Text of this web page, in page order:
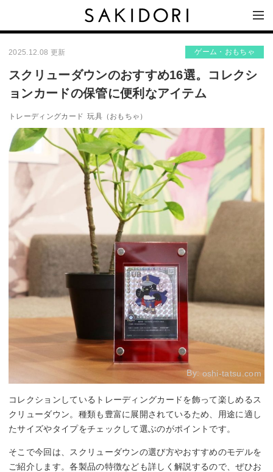
2025.12.08 更新 ゲーム・おもちゃ
スクリューダウンのおすすめ16選。コレクシ
ョンカードの保管に便利なアイテム
トレーディングカード 玩具（おもちゃ）
By: oshi-tatsu.com
コレクションしているトレーディングカードを飾って楽しめるス
クリューダウン。種類も豊富に展開されているため、用途に適し
たサイズやタイプをチェックして選ぶのがポイントです。
そこで今回は、スクリューダウンの選び方やおすすめのモデルを
ご紹介します。各製品の特徴なども詳しく解説するので、ぜひお